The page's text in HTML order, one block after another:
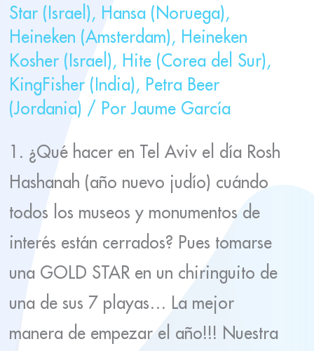
Star (Israel), Hansa (Noruega),
Heineken (Amsterdam), Heineken
Kosher (Israel), Hite (Corea del Sur),
KingFisher (India), Petra Beer
(Jordania) / Por Jaume García
1. ¿Qué hacer en Tel Aviv el día Rosh
Hashanah (año nuevo judío) cuándo
todos los museos y monumentos de
interés están cerrados? Pues tomarse
una GOLD STAR en un chiringuito de
una de sus 7 playas… La mejor
manera de empezar el año!!! Nuestra